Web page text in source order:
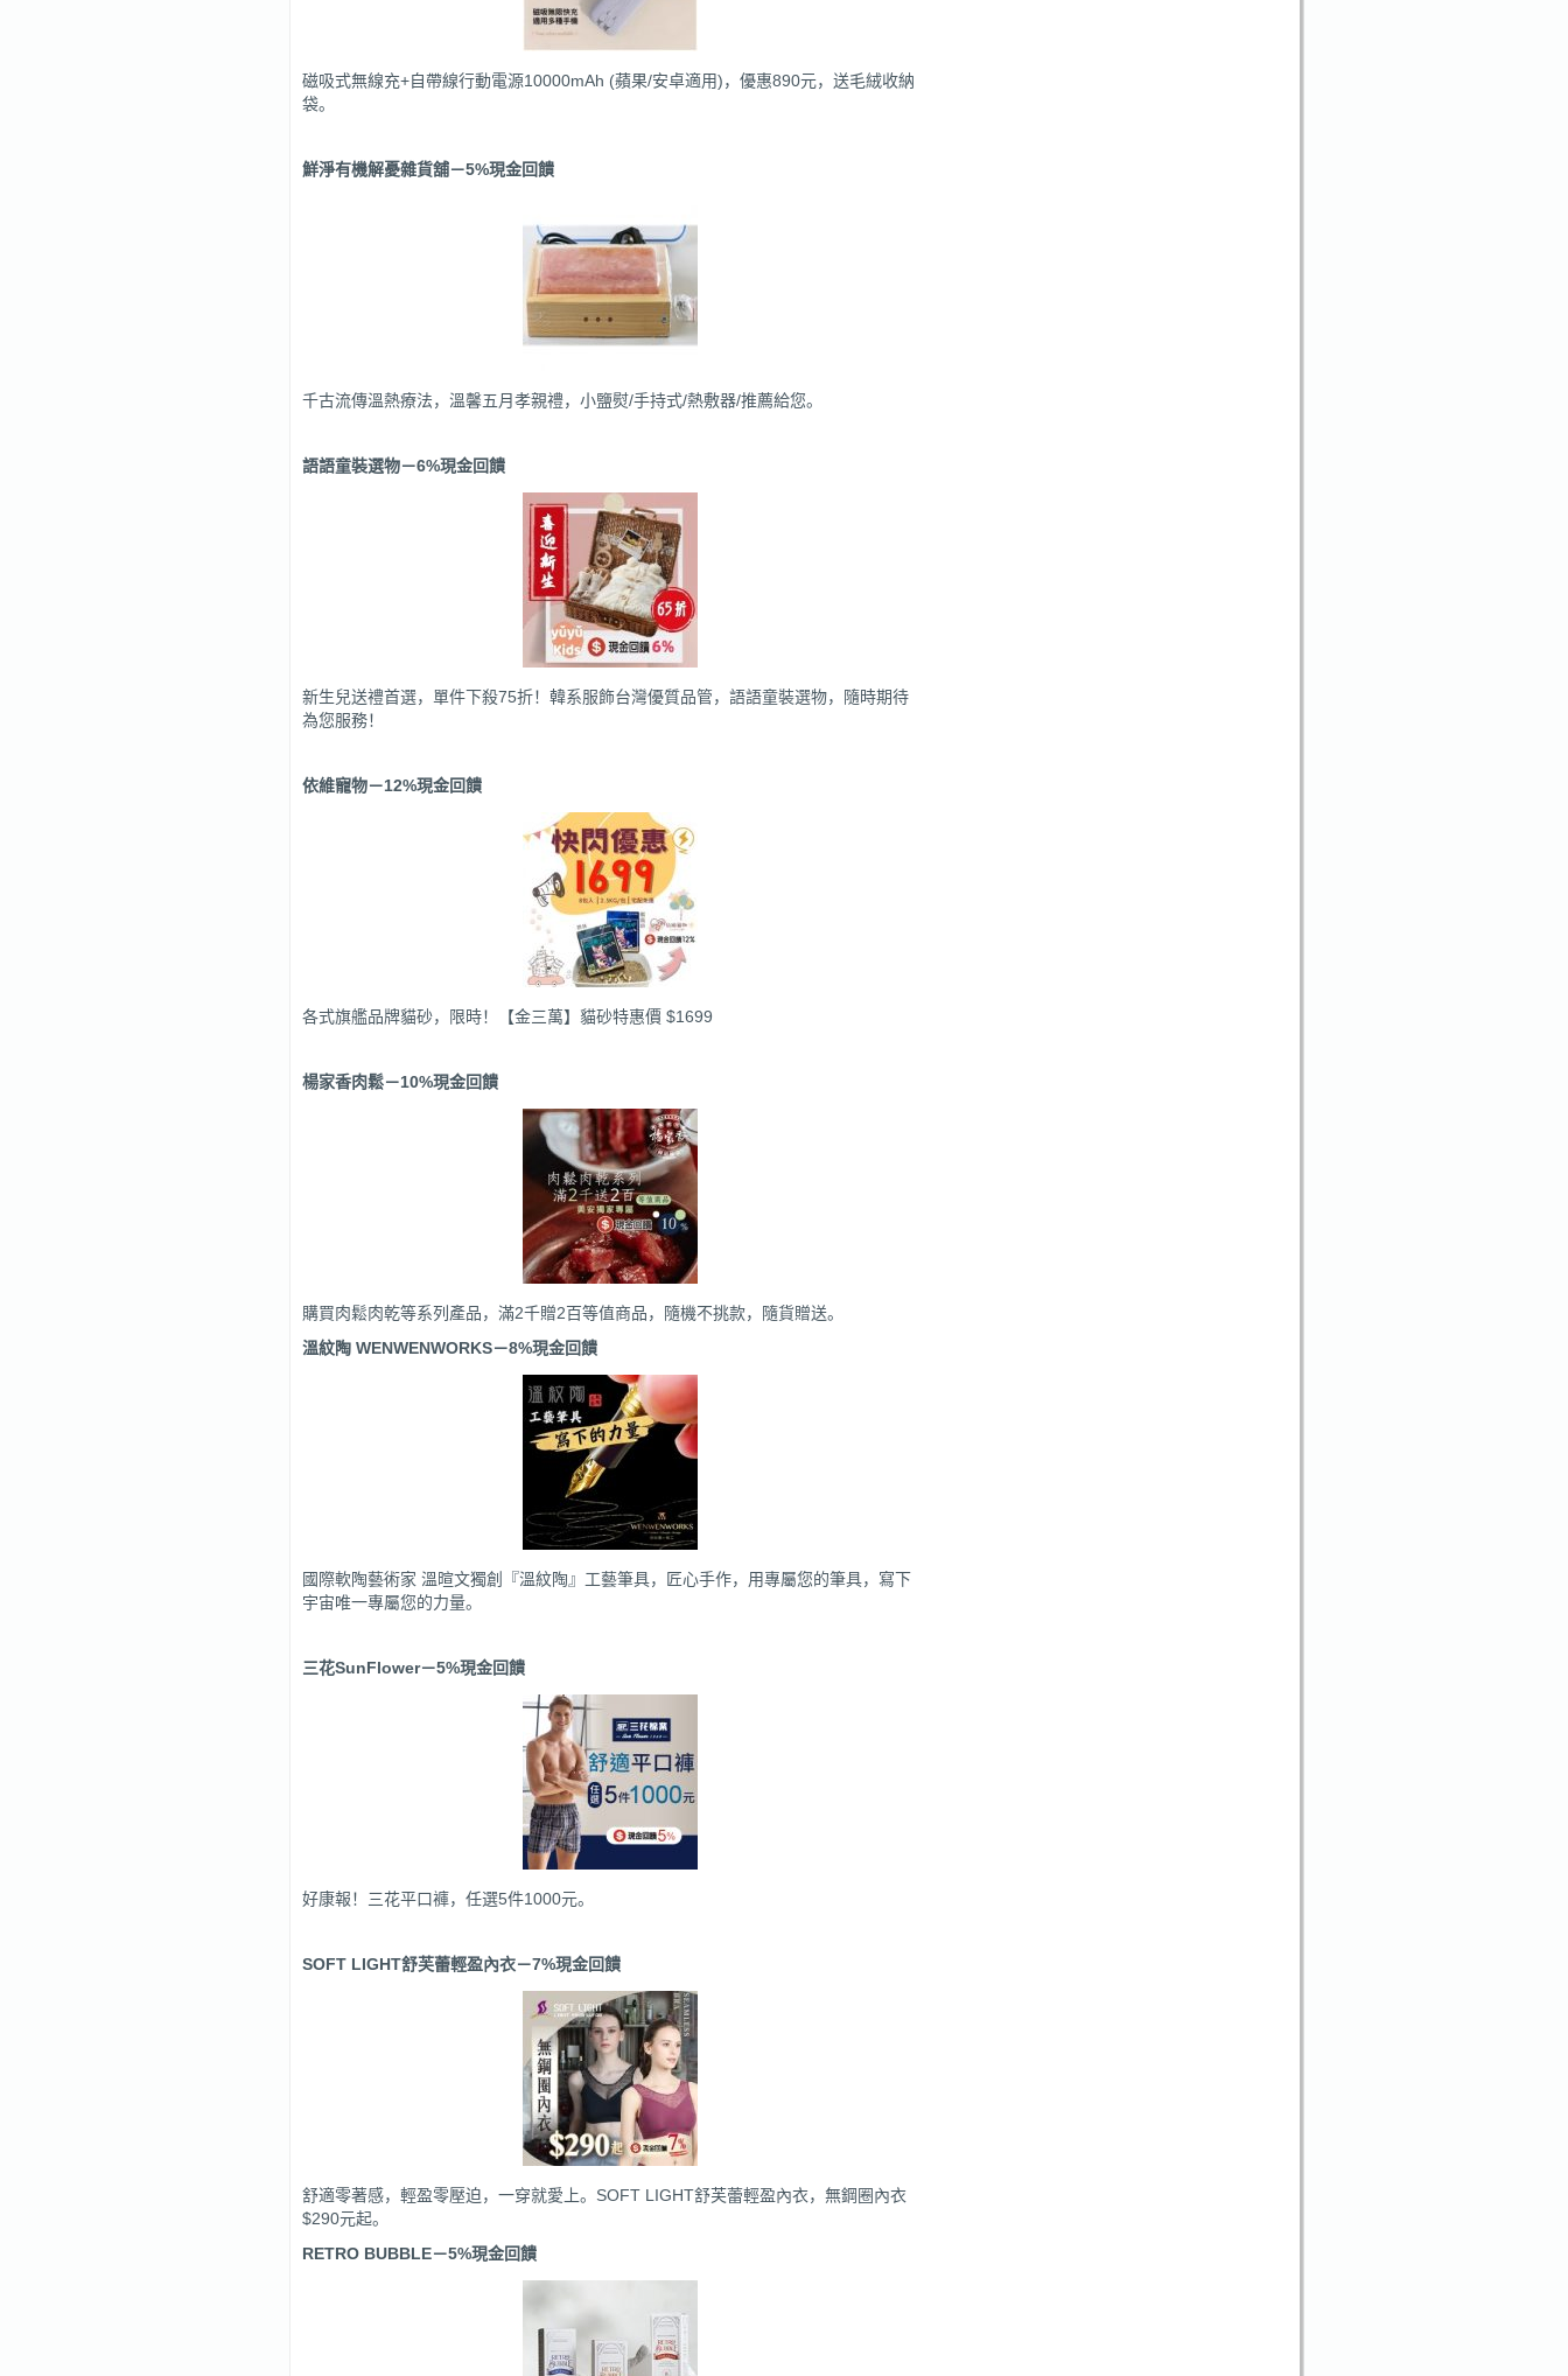
磁吸式無線充+自帶線行動電源10000mAh (蘋果/安卓適用)，優惠890元，送毛絨收納
袋。
鮮淨有機解憂雜貨舖－5%現金回饋
千古流傳溫熱療法，溫馨五月孝親禮，小鹽熨/手持式/熱敷器/推薦給您。
語語童裝選物－6%現金回饋
新生兒送禮首選，單件下殺75折！韓系服飾台灣優質品管，語語童裝選物，隨時期待
為您服務！
依維寵物－12%現金回饋
各式旗艦品牌貓砂，限時！【金三萬】貓砂特惠價 $1699
楊家香肉鬆－10%現金回饋
購買肉鬆肉乾等系列產品，滿2千贈2百等值商品，隨機不挑款，隨貨贈送。
溫紋陶 WENWENWORKS－8%現金回饋
國際軟陶藝術家 溫暄文獨創『溫紋陶』工藝筆具，匠心手作，用專屬您的筆具，寫下
宇宙唯一專屬您的力量。
三花SunFlower－5%現金回饋
好康報！三花平口褲，任選5件1000元。
SOFT LIGHT舒芙蕾輕盈內衣－7%現金回饋
舒適零著感，輕盈零壓迫，一穿就愛上。SOFT LIGHT舒芙蕾輕盈內衣，無鋼圈內衣
$290元起。
RETRO BUBBLE－5%現金回饋